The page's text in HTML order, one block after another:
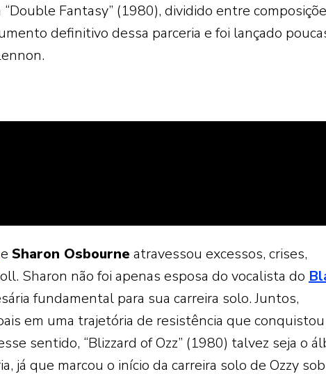
Fantasy” (1980), dividido entre
definitivo dessa parceria e foi lançado
e Sharon Osbourne atravessou excessos, crises,
Sharon não foi apenas esposa do vocalista do
fundamental para sua carreira solo. Juntos,
em uma trajetória de resistência que conquistou
sentido, “Blizzard of Ozz” (1980) talvez seja o
já que marcou o início da carreira solo de Ozzy